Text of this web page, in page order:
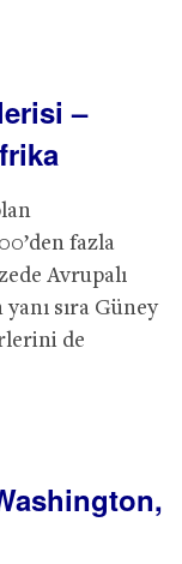
–
fazla
Avrupalı
sıra Güney
de